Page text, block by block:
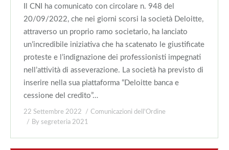
Il CNI ha comunicato con circolare n. 948 del
20/09/2022, che nei giorni scorsi la società Deloitte,
attraverso un proprio ramo societario, ha lanciato
un’incredibile iniziativa che ha scatenato le giustificate
proteste e l’indignazione dei professionisti impegnati
nell’attività di asseverazione. La società ha previsto di
inserire nella sua piattaforma “Deloitte banca e
cessione del credito”…
22 Settembre 2022
Comunicazioni dell'Ordine
By segreteria 2021